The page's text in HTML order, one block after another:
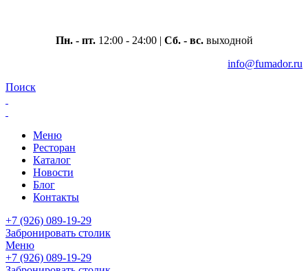
Пн. - пт.12:00 - 24:00 | Сб. - вс.выходной
info@fumador.ru
Поиск
Меню
Ресторан
Каталог
Новости
Блог
Контакты
+7 (926) 089-19-29
Забронировать столик
Меню
+7 (926) 089-19-29